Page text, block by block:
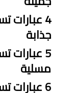
4عبارات
جذابة
5عبارات
مسلية
6عبارات